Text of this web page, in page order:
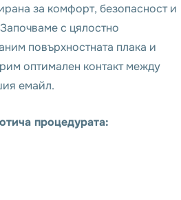
за комфорт, безопасност и
с цялостно
повърхностната плака и
оптимален контакт между
емайл.
процедурата: